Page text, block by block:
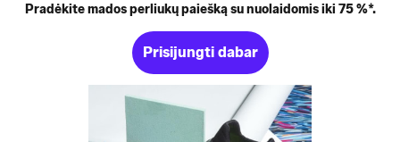
Pradėkite mados perliukų paiešką su nuolaidomis iki 75 %*.
Prisijungti dabar